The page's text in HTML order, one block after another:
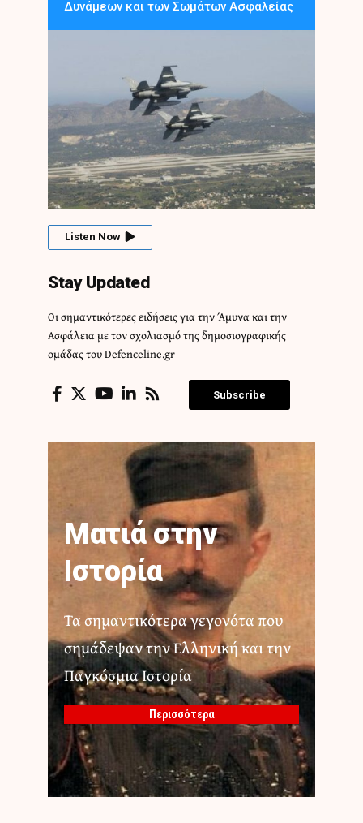
Δυνάμεων και των Σωμάτων Ασφαλείας
Listen Now
Stay Updated
Οι σημαντικότερες ειδήσεις για την Άμυνα και την
Ασφάλεια με τον σχολιασμό της δημοσιογραφικής
ομάδας του Defenceline.gr
Subscribe
Ματιά στην
Ιστορία
Τα σημαντικότερα γεγονότα που
σημάδεψαν την Ελληνική και την
Παγκόσμια Ιστορία
Περισσότερα